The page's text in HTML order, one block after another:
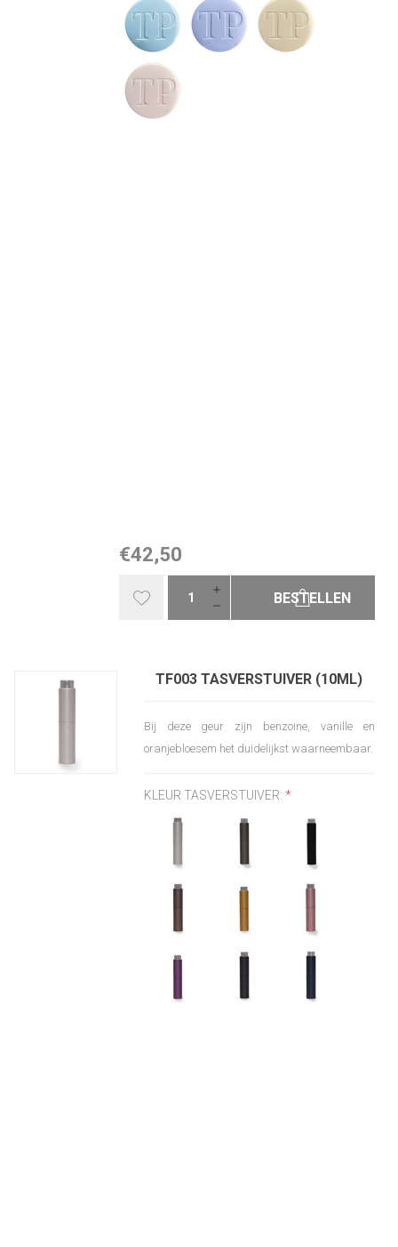
€42,50
BESTELLEN
TF003 TASVERSTUIVER (10ML)
Bij deze geur zijn benzoine, vanille en
oranjebloesem het duidelijkst waarneembaar.
KLEUR TASVERSTUIVER: *